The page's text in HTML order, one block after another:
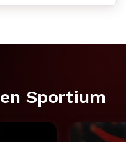
Sportium